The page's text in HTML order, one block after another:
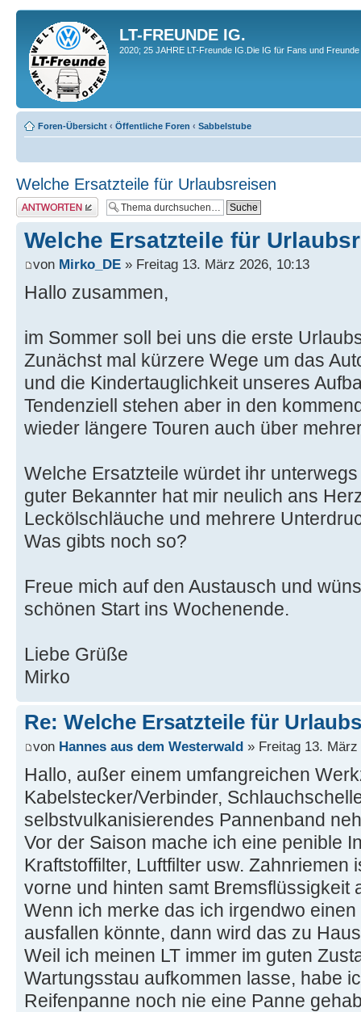
LT-FREUNDE IG.
2020; 25 JAHRE LT-Freunde IG.Die IG für Fans und
Foren-Übersicht ‹ Öffentliche Foren ‹ Sabbelstube
Welche Ersatzteile für Urlaubsreisen
Antwort erstellen
Welche Ersatzteile für
von Mirko_DE » Freitag 13. März 2026, 10:13
Hallo zusammen,
im Sommer soll bei uns die erste
Zunächst mal kürzere Wege um das
und die Kindertauglichkeit unseres
Tendenziell stehen aber in den
wieder längere Touren auch über
Welche Ersatzteile würdet ihr
guter Bekannter hat mir neulich ans
Leckölschläuche und mehrere
Was gibts noch so?
Freue mich auf den Austausch und
schönen Start ins Wochenende.
Liebe Grüße
Mirko
Re: Welche Ersatzteile für
von Hannes aus dem Westerwald » Freitag 13.
Hallo, außer einem umfangreichen
Kabelstecker/Verbinder,
selbstvulkanisierendes Pannenband
Vor der Saison mache ich eine penible
Kraftstoffilter, Luftfilter usw. Zahnriemen
vorne und hinten samt Bremsflüssigkeit
Wenn ich merke das ich irgendwo
ausfallen könnte, dann wird das zu
Weil ich meinen LT immer im guten
Wartungsstau aufkommen lasse, habe
Reifenpanne noch nie eine Panne